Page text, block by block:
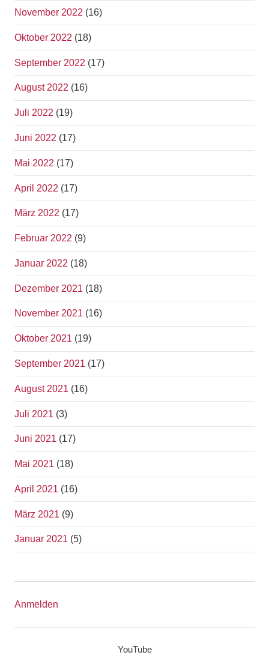
November 2022 (16)
Oktober 2022 (18)
September 2022 (17)
August 2022 (16)
Juli 2022 (19)
Juni 2022 (17)
Mai 2022 (17)
April 2022 (17)
März 2022 (17)
Februar 2022 (9)
Januar 2022 (18)
Dezember 2021 (18)
November 2021 (16)
Oktober 2021 (19)
September 2021 (17)
August 2021 (16)
Juli 2021 (3)
Juni 2021 (17)
Mai 2021 (18)
April 2021 (16)
März 2021 (9)
Januar 2021 (5)
Anmelden
YouTube